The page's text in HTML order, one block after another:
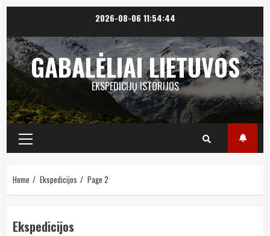
content
2026-08-06 11:54:45
GABALĖLIAI LIETUVOS
EKSPEDICIJŲ ISTORIJOS
Primary
Menu
Home Ekspedicijos Page 2
Ekspedicijos